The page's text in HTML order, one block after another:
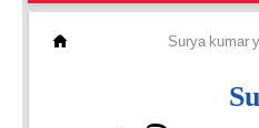
Surya kumar